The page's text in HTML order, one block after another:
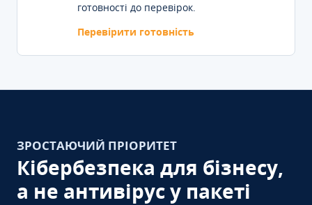
готовності до перевірок.
Перевірити готовність
ЗРОСТАЮЧИЙ ПРІОРИТЕТ
Кібербезпека для бізнесу,
а не антивірус у пакеті